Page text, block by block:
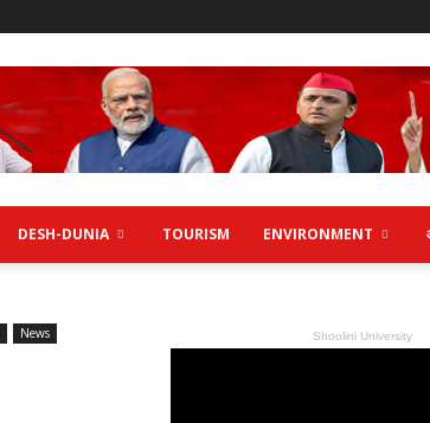
DESH-DUNIA TOURISM ENVIRONMENT
News
Shoolini University